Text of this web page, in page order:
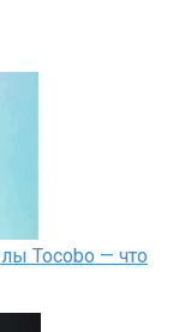
Tocobo — что